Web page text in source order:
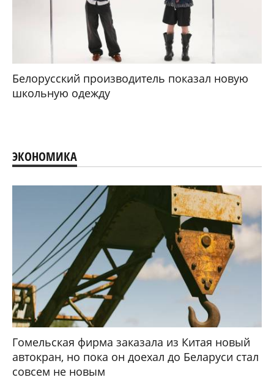
Белорусский производитель показал новую
школьную одежду
ЭКОНОМИКА
Гомельская фирма заказала из Китая новый
автокран, но пока он доехал до Беларуси стал
совсем не новым